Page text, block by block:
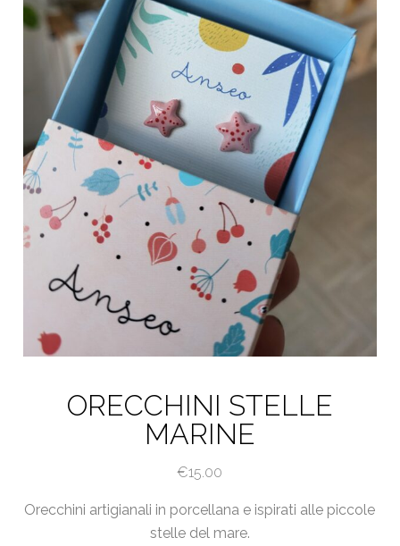
ORECCHINI STELLE
MARINE
€15.00
Orecchini artigianali in porcellana e ispirati alle piccole
stelle del mare.